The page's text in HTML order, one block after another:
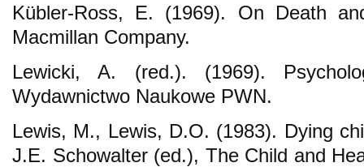
Kübler-Ross, E. (1969). On Death
Macmillan Company.
Lewicki, A. (red.). (1969).
Wydawnictwo Naukowe PWN.
Lewis, M., Lewis, D.O. (1983). Dying
J.E. Schowalter (ed.), The Child and